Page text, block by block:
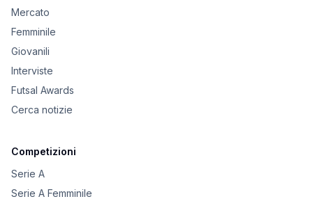
Mercato
Femminile
Giovanili
Interviste
Futsal Awards
Cerca notizie
Competizioni
Serie A
Serie A Femminile